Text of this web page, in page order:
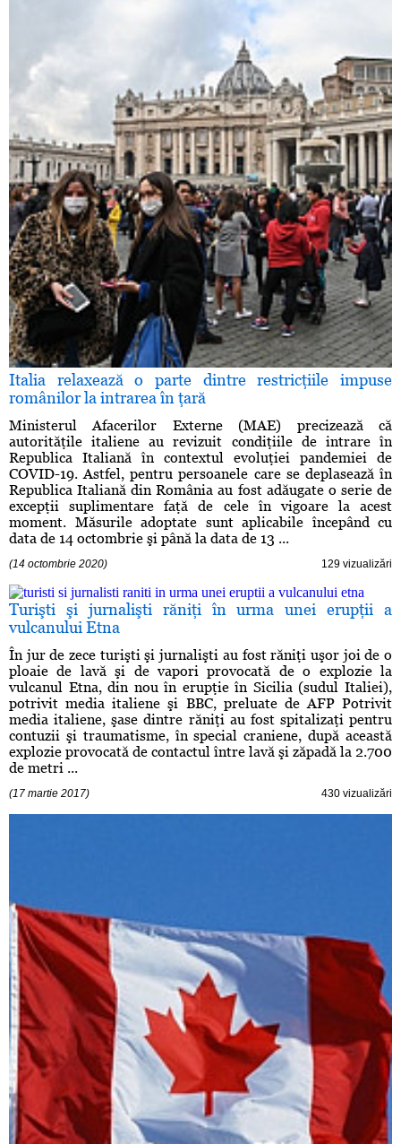
Italia relaxează o parte dintre restricţiile impuse
românilor la intrarea în ţară
Ministerul Afacerilor Externe (MAE) precizează că
autorităţile italiene au revizuit condiţiile de intrare în
Republica Italiană în contextul evoluţiei pandemiei de
COVID-19. Astfel, pentru persoanele care se deplasează în
Republica Italiană din România au fost adăugate o serie de
excepţii suplimentare faţă de cele în vigoare la acest
moment. Măsurile adoptate sunt aplicabile începând cu
data de 14 octombrie şi până la data de 13 ...
(14 octombrie 2020) 129 vizualizări
Turişti şi jurnalişti răniţi în urma unei erupţii a
vulcanului Etna
În jur de zece turişti şi jurnalişti au fost răniţi uşor joi de o
ploaie de lavă şi de vapori provocată de o explozie la
vulcanul Etna, din nou în erupţie în Sicilia (sudul Italiei),
potrivit media italiene şi BBC, preluate de AFP Potrivit
media italiene, şase dintre răniţi au fost spitalizaţi pentru
contuzii şi traumatisme, în special craniene, după această
explozie provocată de contactul între lavă şi zăpadă la 2.700
de metri ...
(17 martie 2017) 430 vizualizări